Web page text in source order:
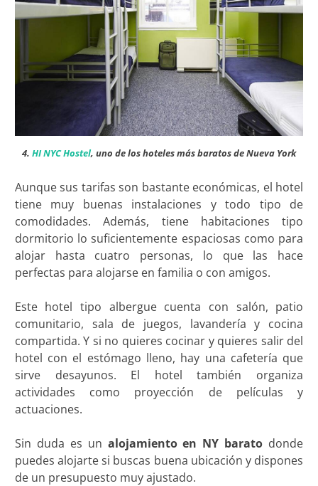
4. HI NYC Hostel, uno de los hoteles más baratos de Nueva York
Aunque sus tarifas son bastante económicas, el hotel
tiene muy buenas instalaciones y todo tipo de
comodidades. Además, tiene habitaciones tipo
dormitorio lo suficientemente espaciosas como para
alojar hasta cuatro personas, lo que las hace
perfectas para alojarse en familia o con amigos.
Este hotel tipo albergue cuenta con salón, patio
comunitario, sala de juegos, lavandería y cocina
compartida. Y si no quieres cocinar y quieres salir del
hotel con el estómago lleno, hay una cafetería que
sirve desayunos. El hotel también organiza
actividades como proyección de películas y
actuaciones.
Sin duda es un alojamiento en NY barato donde
puedes alojarte si buscas buena ubicación y dispones
de un presupuesto muy ajustado.